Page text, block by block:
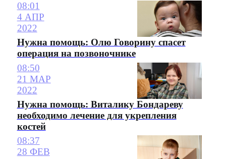
08:01
4 АПР
2022
Нужна помощь: Олю Говорину спасет
операция на позвоночнике
08:50
21 МАР
2022
Нужна помощь: Виталику Бондареву
необходимо лечение для укрепления
костей
08:37
28 ФЕВ